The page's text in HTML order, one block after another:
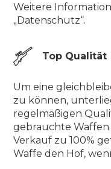
Weitere
„Datenschutz“.
Top Qualität
Um eine
zu können,
regelmäßigen
gebrauchte
Verkauf zu 100%
Waffe den Hof,